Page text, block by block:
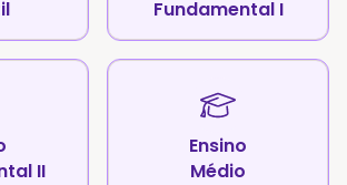
Fundamental I
II
Ensino
Médio